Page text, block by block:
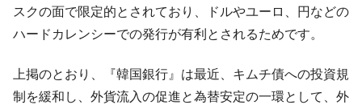
Fact1 セレクトセールの高額取引馬が稼いだ金額とは？
スクの面で限定的とされており、ドルやユーロ、円などの
ハードカレンシーでの発行が有利とされるためです。
上掲のとおり、『韓国銀行』は最近、キムチ債への投資規
制を緩和し、外貨流入の促進と為替安定の一環として、外